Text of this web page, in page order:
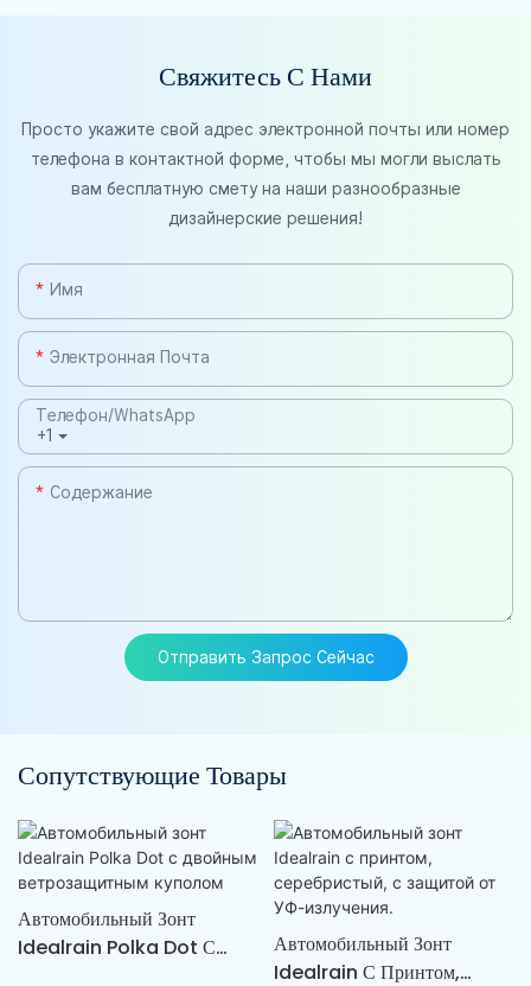
Свяжитесь С Нами
Просто укажите свой адрес электронной почты или номер
телефона в контактной форме, чтобы мы могли выслать
вам бесплатную смету на наши разнообразные
дизайнерские решения!
Имя
Электронная Почта
+1
Телефон/WhatsApp
Содержание
Отправить Запрос Сейчас
Сопутствующие Товары
Автомобильный Зонт
Idealrain Polka Dot С
Автомобильный Зонт
Idealrain С Принтом,